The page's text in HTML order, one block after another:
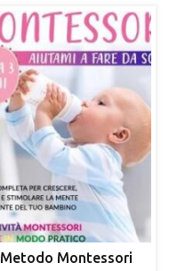
Metodo Montessori